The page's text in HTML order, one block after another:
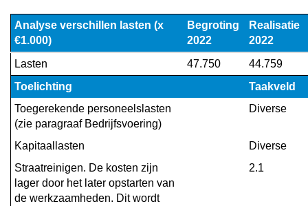
naar
navigatie
Financieel
overzicht
Programma
Toelichting
van
verschillen
Analyse verschillen lasten (x
€1.000)
Begroting
2022
Realisatie
2022
Lasten
47.750
44.759
Toelichting
Taakveld
Toegerekende personeelslasten
(zie paragraaf Bedrijfsvoering)
Diverse
Kapitaallasten
Diverse
Straatreinigen. De kosten zijn
lager door het later opstarten van
de werkzaamheden. Dit wordt
2.1